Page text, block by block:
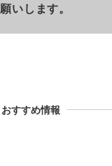
いします。
おすすめ情報